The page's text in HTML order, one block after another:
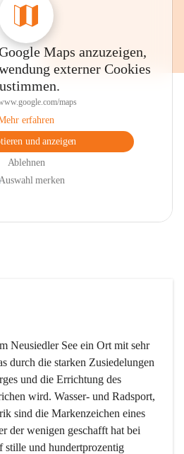
Maps anzuzeigen,
externer Cookies
maps
erfahren
und anzeigen
Ablehnen
merken
Neusiedler See ein Ort mit sehr
durch die starken Zusiedelungen
und die Errichtung des
wird. Wasser- und Radsport,
sind die Markenzeichen eines
der wenigen geschafft hat bei
stille und hundertprozentig